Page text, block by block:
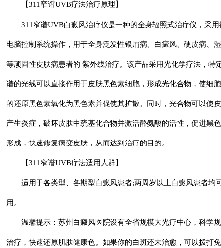
【311窄谱UVB疗法治疗原理】
311窄谱UVB白癜风治疗仪是一种的全身辐照式治疗仪，采用
电脑控制系统操作，用于全身泛发性银屑病、白癜风、硬皮病、
等顽固性皮肤病患者的 紫外线治疗。该产品采用光化学疗法，特
谱的光线可以直接作用于皮肤黑色素细胞，形成光化合物，使细
的还原黑色素氧化为黑色素并促使其扩散。同时，光合物可以使
产生炎症，破坏皮肤中巯基化合物并激活酪氨酸的活性，促进黑
形成，快速修复病变皮肤，从而达到治疗的目的。
【311窄谱UVB疗法适用人群】
适用于各类型、各期型白癜风患者;两周岁以上白癜风患者均
用。
温馨提示：苏州白癜风医院设有全省规模大光疗中心，科学
治疗，快速还原肌肤健康色。如果你的白斑还未治愈，可以拨打